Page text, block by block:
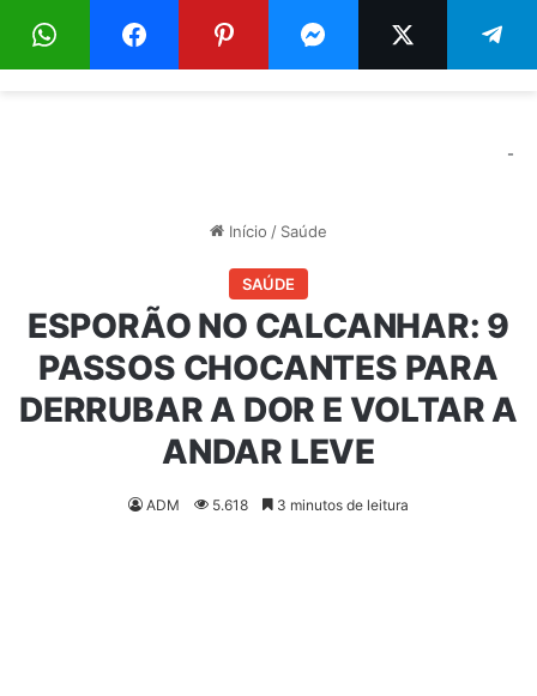
Menu
-
Início / Saúde
SAÚDE
ESPORÃO NO CALCANHAR: 9
PASSOS CHOCANTES PARA
DERRUBAR A DOR E VOLTAR A
ANDAR LEVE
ADM 5.618 3 minutos de leitura